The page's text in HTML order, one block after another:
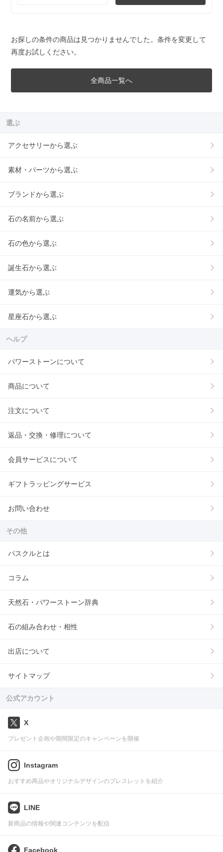
お探しの条件の商品は見つかりませんでした。条件を変更して
再度お試しください。
全商品一覧へ
選ぶ
アクセサリーから選ぶ
素材・パーツから選ぶ
ブランドから選ぶ
石の名前から選ぶ
石の色から選ぶ
誕生石から選ぶ
運気から選ぶ
星座石から選ぶ
ヘルプ
パワーストーンについて
商品について
注文について
返品・交換・修理について
会員サービスについて
ギフトラッピングサービス
お問い合わせ
その他
パスクルとは
コラム
天然石・パワーストーン辞典
石の組み合わせ・相性
出店について
サイトマップ
公式アカウント
X
プレゼント企画や期間限定のキャンペーンを開催
Instagram
おすすめ商品やオリジナルデザインのブレスレットを紹介
LINE
新商品の情報や関連コンテンツを配信
Facebook